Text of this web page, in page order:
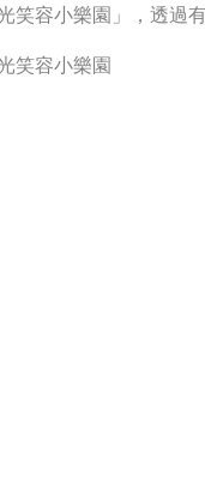
笑容小樂園」，透過
笑容小樂園